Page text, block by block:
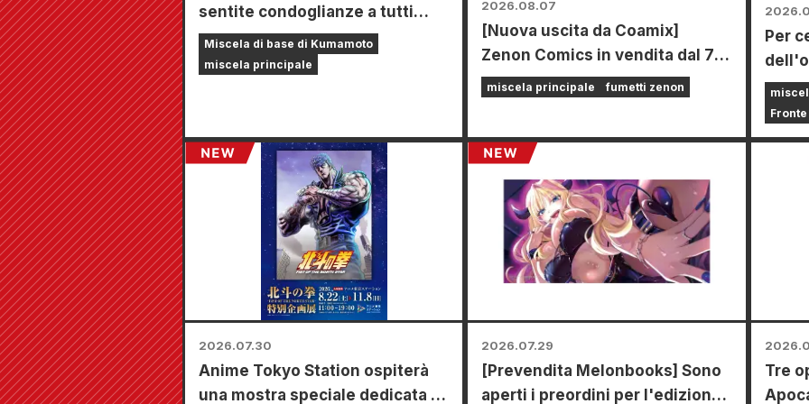
sentite condoglianze a tutti
coloro che sono stati colpiti dal
terremoto di Kumamoto del
Miscela di base di Kumamoto
miscela principale
2026.08.07
[Nuova uscita da Coamix]
Zenon Comics in vendita dal 7
agosto (venerdì)!
miscela principale fumetti zenon
Per
20
mini
2026.07.30
Anime Tokyo Station ospiterà
una mostra speciale dedicata a
2026.07.29
[Prevendita Melonbooks] Sono
aperti i preordini per l'edizione
Tre